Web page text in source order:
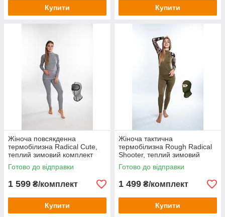
Купити Купити
Жіноча повсякденна
термобілизна Radical Cute,
теплий зимовий комплект
Готово до відправки
1 599 ₴/комплект
Купити
Жіноча тактична
термобілизна Rough Radical
Shooter, теплий зимовий
комплект для спорту
Готово до відправки
1 499 ₴/комплект
Купити